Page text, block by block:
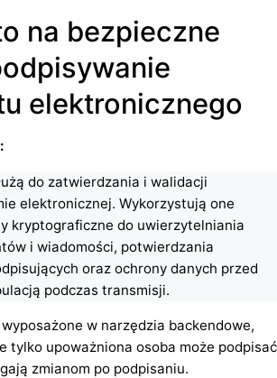
na bezpieczne
elektronicznego
do zatwierdzania i walidacji
elektronicznej. Wykorzystują one
kryptograficzne do uwierzytelniania
i wiadomości, potwierdzania
oraz ochrony danych przed
podczas transmisji.
w narzędzia backendowe,
tylko upoważniona osoba może podpisać
zmianom po podpisaniu.